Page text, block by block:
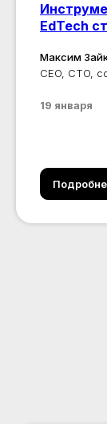
EdTech
Максим
CEO, CTO,
19 января